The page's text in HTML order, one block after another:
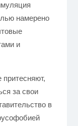
намерено
и
за свои
в